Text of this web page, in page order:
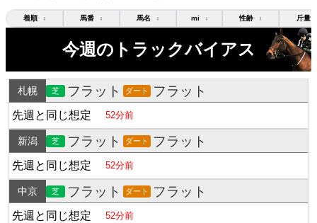
着順 ↕ 馬番 ↕ 馬名 ↕ mi ↕ 性齢 ↕ 斤量
今週のトラックバイアス
札幌 芝 フラット ダート フラット
先週と同じ想定 52分前
新潟 芝 フラット ダート フラット
先週と同じ想定 52分前
中京 芝 フラット ダート フラット
先週と同じ想定 52分前